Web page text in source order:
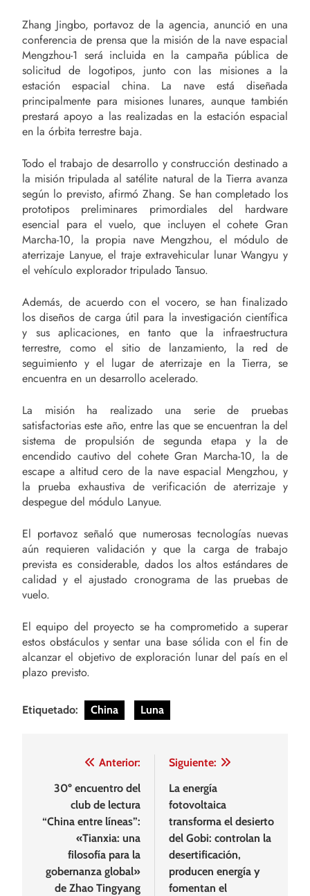
Zhang Jingbo, portavoz de la agencia, anunció en una
conferencia de prensa que la misión de la nave espacial
Mengzhou-1 será incluida en la campaña pública de
solicitud de logotipos, junto con las misiones a la
estación espacial china. La nave está diseñada
principalmente para misiones lunares, aunque también
prestará apoyo a las realizadas en la estación espacial
en la órbita terrestre baja.
Todo el trabajo de desarrollo y construcción destinado a
la misión tripulada al satélite natural de la Tierra avanza
según lo previsto, afirmó Zhang. Se han completado los
prototipos preliminares primordiales del hardware
esencial para el vuelo, que incluyen el cohete Gran
Marcha-10, la propia nave Mengzhou, el módulo de
aterrizaje Lanyue, el traje extravehicular lunar Wangyu y
el vehículo explorador tripulado Tansuo.
Además, de acuerdo con el vocero, se han finalizado
los diseños de carga útil para la investigación científica
y sus aplicaciones, en tanto que la infraestructura
terrestre, como el sitio de lanzamiento, la red de
seguimiento y el lugar de aterrizaje en la Tierra, se
encuentra en un desarrollo acelerado.
La misión ha realizado una serie de pruebas
satisfactorias este año, entre las que se encuentran la del
sistema de propulsión de segunda etapa y la de
encendido cautivo del cohete Gran Marcha-10, la de
escape a altitud cero de la nave espacial Mengzhou, y
la prueba exhaustiva de verificación de aterrizaje y
despegue del módulo Lanyue.
El portavoz señaló que numerosas tecnologías nuevas
aún requieren validación y que la carga de trabajo
prevista es considerable, dados los altos estándares de
calidad y el ajustado cronograma de las pruebas de
vuelo.
El equipo del proyecto se ha comprometido a superar
estos obstáculos y sentar una base sólida con el fin de
alcanzar el objetivo de exploración lunar del país en el
plazo previsto.
Etiquetado: China Luna
Navegación
entradas
Anterior:
30º encuentro del
club de lectura
“China entre líneas”:
«Tianxia: una
filosofía para la
gobernanza global»
de Zhao Tingyang
Siguiente:
La energía
fotovoltaica
transforma el desierto
del Gobi: controlan la
desertificación,
producen energía y
fomentan el